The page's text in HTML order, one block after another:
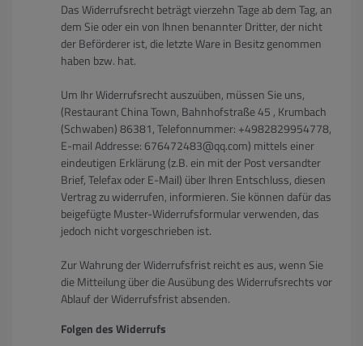
Das Widerrufsrecht beträgt vierzehn Tage ab dem Tag, an
dem Sie oder ein von Ihnen benannter Dritter, der nicht
der Beförderer ist, die letzte Ware in Besitz genommen
haben bzw. hat.
Um Ihr Widerrufsrecht auszuüben, müssen Sie uns,
(Restaurant China Town, Bahnhofstraße 45 , Krumbach
(Schwaben) 86381, Telefonnummer: +4982829954778,
E-mail Addresse: 676472483@qq.com) mittels einer
eindeutigen Erklärung (z.B. ein mit der Post versandter
Brief, Telefax oder E-Mail) über Ihren Entschluss, diesen
Vertrag zu widerrufen, informieren. Sie können dafür das
beigefügte Muster-Widerrufsformular verwenden, das
jedoch nicht vorgeschrieben ist.
Zur Wahrung der Widerrufsfrist reicht es aus, wenn Sie
die Mitteilung über die Ausübung des Widerrufsrechts vor
Ablauf der Widerrufsfrist absenden.
Folgen des Widerrufs